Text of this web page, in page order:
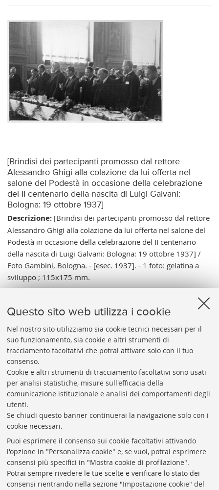
Questo sito web utilizza i cookie
Nel nostro sito utilizziamo sia cookie tecnici necessari per il
suo funzionamento, sia cookie e altri strumenti di
tracciamento facoltativi che potrai attivare solo con il tuo
consenso.
Cookie e altri strumenti di tracciamento facoltativi sono usati
per analisi statistiche, misure sull'efficacia della
comunicazione istituzionale e analisi dei comportamenti degli
utenti.
Se chiudi questo banner continuerai la navigazione solo con i
cookie necessari.
Puoi esprimere il consenso sui cookie facoltativi attivando
l'opzione in "Personalizza cookie" e, se vuoi, potrai esprimere
consensi più specifici in "Mostra cookie di profilazione".
Potrai sempre rivedere le tue scelte e verificare lo stato dei
consensi rientrando nella sezione "Impostazione cookie" del
[Brindisi dei partecipanti promosso dal rettore
Alessandro Ghigi alla colazione da lui offerta nel
salone del Podestà in occasione della celebrazione
del II centenario della nascita di Luigi Galvani:
Bologna: 19 ottobre 1937]
Descrizione:[Brindisi dei partecipanti promosso dal rettore
Alessandro Ghigi alla colazione da lui offerta nel salone del
Podestà in occasione della celebrazione del II centenario
della nascita di Luigi Galvani: Bologna: 19 ottobre 1937] /
Foto Gambini, Bologna. - [esec. 1937]. - 1 foto: gelatina a
sviluppo ; 115x175 mm.
secondario; A. da timbro a secco sul margine inf. destro. -
Data di esec. relativa all'avvenimento. - I trecento invitati
erano i rappresentanti delle università ed accademie italiane,
di altri paesi e le autorità cittadine.
Vai al catalogo: https://sol.unibo.it/SebinaOpac/.do?
idopac=UBO2944827
Responsabile scientifico: prof. Roberto Balzani
Coordinatrice gestionale: Maria Pia Torricelli
Archivio storico dell'Università di Bologna